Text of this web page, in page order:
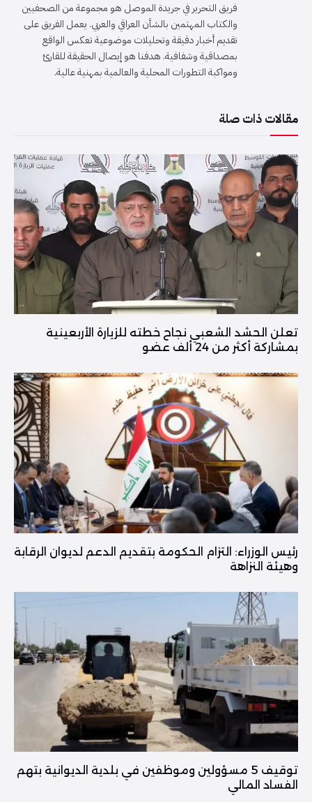
فريق التحرير في جريدة الموصل هو مجموعة من الصحفيين
والكتاب المهتمين بالشأن العراقي والعربي. يعمل الفريق على
تقديم أخبار دقيقة وتحليلات موضوعية تعكس الواقع
بمصداقية وشفافية. هدفنا هو إيصال الحقيقة للقارئ
ومواكبة التطورات المحلية والعالمية بمهنية عالية.
مقالات ذات صلة
تعلن الحشد الشعبي نجاح خطته للزيارة الأربعينية
بمشاركة أكثر من 24 ألف عضو
رئيس الوزراء: التزام الحكومة بتقديم الدعم لديوان الرقابة
وهيئة النزاهة
توقيف 5 مسؤولين وموظفين في بلدية الديوانية بتهم
الفساد المالي